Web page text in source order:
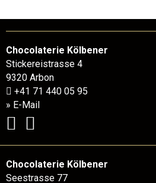
Chocolaterie Kölbener
Stickereistrasse 4
9320 Arbon
+41 71 440 05 95
» E-Mail
Chocolaterie Kölbener
Seestrasse 77